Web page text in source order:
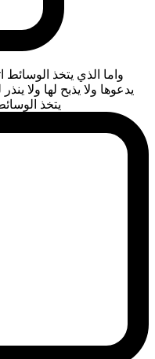
واما الذي يتخذ
يدعوها ولا يذبح لها ولا ينذر
يتخذ